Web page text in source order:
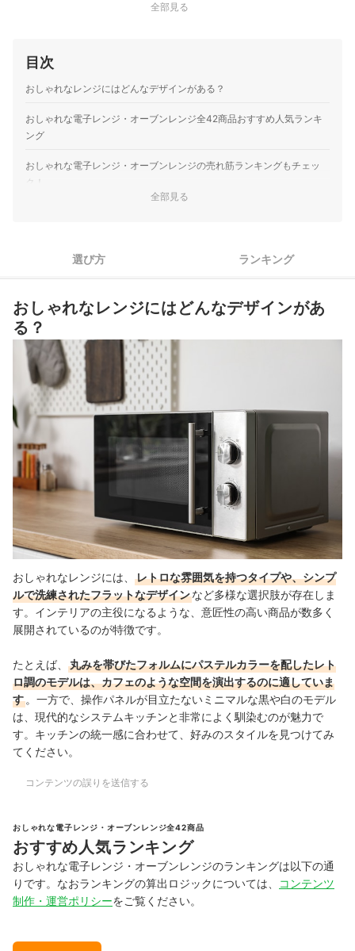
全部見る
目次
おしゃれなレンジにはどんなデザインがある？
おしゃれな電子レンジ・オーブンレンジ全42商品おすすめ人気ランキ
ング
おしゃれな電子レンジ・オーブンレンジの売れ筋ランキングもチェッ
ク！
全部見る
選び方 ランキング
おしゃれなレンジにはどんなデザインがあ
る？
おしゃれなレンジには、
レトロな雰囲気を持つタイプや、シンプ
ルで洗練されたフラットなデザインなど多様な選択肢が存在しま
す。インテリアの主役になるような、意匠性の高い商品が数多く
展開されているのが特徴です。
たとえば、
丸みを帯びたフォルムにパステルカラーを配したレト
ロ調のモデルは、カフェのような空間を演出するのに適していま
す 。一方で、操作パネルが目立たないミニマルな黒や白のモデル
は、現代的なシステムキッチンと非常によく馴染むのが魅力で
す。キッチンの統一感に合わせて、好みのスタイルを見つけてみ
てください。
コンテンツの誤りを送信する
おしゃれな電子レンジ・オーブンレンジ全42商品
おすすめ人気ランキング
おしゃれな電子レンジ・オーブンレンジのランキングは以下の通
りです。なおランキングの算出ロジックについては、
コンテンツ
制作・運営ポリシーをご覧ください。